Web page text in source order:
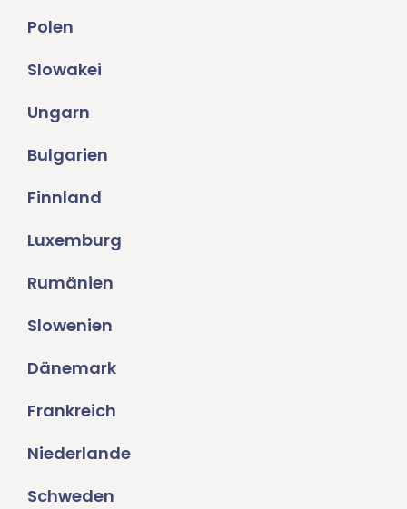
Polen
Slowakei
Ungarn
Bulgarien
Finnland
Luxemburg
Rumänien
Slowenien
Dänemark
Frankreich
Niederlande
Schweden